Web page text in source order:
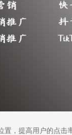
，提高用户的点击